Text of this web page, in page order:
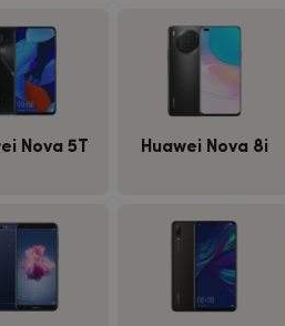
Nova 5T Huawei Nova 8i